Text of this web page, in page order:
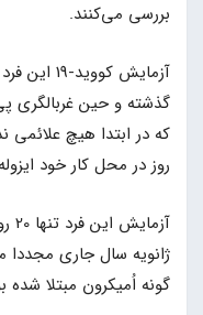
بررسی می‌کنند.
گذشته و حین غربالگری
روز در محل کار خود
ژانویه سال جاری مجددا
گونه اُمیکرون مبتلا شده